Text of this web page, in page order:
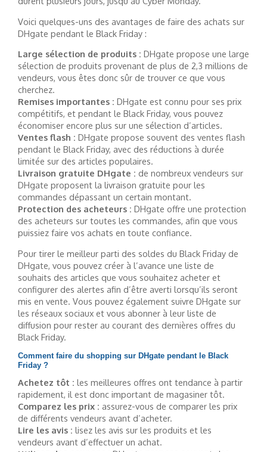
Voici quelques-uns des avantages de faire des achats sur
DHgate pendant le Black Friday :
Large sélection de produits : DHgate propose une large
sélection de produits provenant de plus de 2,3 millions de
vendeurs, vous êtes donc sûr de trouver ce que vous
cherchez.
Remises importantes : DHgate est connu pour ses prix
compétitifs, et pendant le Black Friday, vous pouvez
économiser encore plus sur une sélection d’articles.
Ventes flash : DHgate propose souvent des ventes flash
pendant le Black Friday, avec des réductions à durée
limitée sur des articles populaires.
Livraison gratuite DHgate : de nombreux vendeurs sur
DHgate proposent la livraison gratuite pour les
commandes dépassant un certain montant.
Protection des acheteurs : DHgate offre une protection
des acheteurs sur toutes les commandes, afin que vous
puissiez faire vos achats en toute confiance.
Pour tirer le meilleur parti des soldes du Black Friday de
DHgate, vous pouvez créer à l’avance une liste de
souhaits des articles que vous souhaitez acheter et
configurer des alertes afin d’être averti lorsqu’ils seront
mis en vente. Vous pouvez également suivre DHgate sur
les réseaux sociaux et vous abonner à leur liste de
diffusion pour rester au courant des dernières offres du
Black Friday.
Comment faire du shopping sur DHgate pendant le Black
Friday ?
Achetez tôt : les meilleures offres ont tendance à partir
rapidement, il est donc important de magasiner tôt.
Comparez les prix : assurez-vous de comparer les prix
de différents vendeurs avant d’acheter.
Lire les avis : lisez les avis sur les produits et les
vendeurs avant d’effectuer un achat.